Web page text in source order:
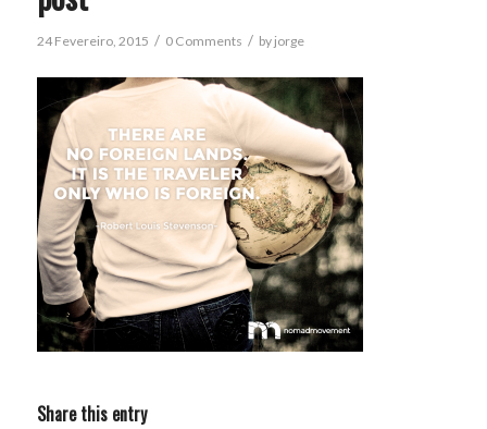
24 Fevereiro, 2015 / 0 Comments / by jorge
Share this entry